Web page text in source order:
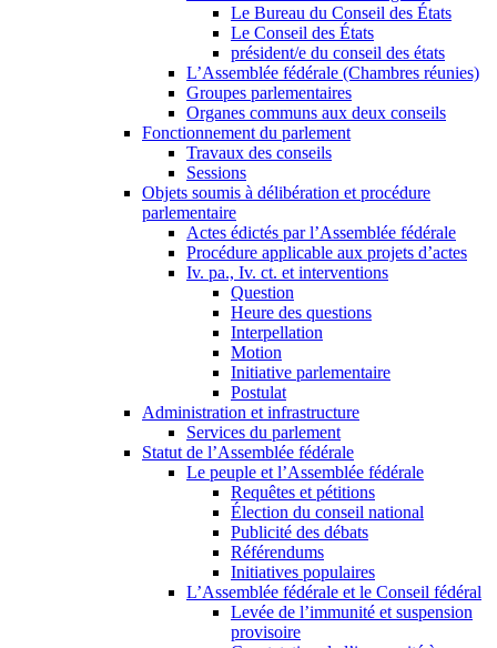
Le Bureau du Conseil des États
Le Conseil des États
président/e du conseil des états
L’Assemblée fédérale (Chambres réunies)
Groupes parlementaires
Organes communs aux deux conseils
Fonctionnement du parlement
Travaux des conseils
Sessions
Objets soumis à délibération et procédure
parlementaire
Actes édictés par l’Assemblée fédérale
Procédure applicable aux projets d’actes
Iv. pa., Iv. ct. et interventions
Question
Heure des questions
Interpellation
Motion
Initiative parlementaire
Postulat
Administration et infrastructure
Services du parlement
Statut de l’Assemblée fédérale
Le peuple et l’Assemblée fédérale
Requêtes et pétitions
Élection du conseil national
Publicité des débats
Référendums
Initiatives populaires
L’Assemblée fédérale et le Conseil fédéral
Levée de l’immunité et suspension
provisoire